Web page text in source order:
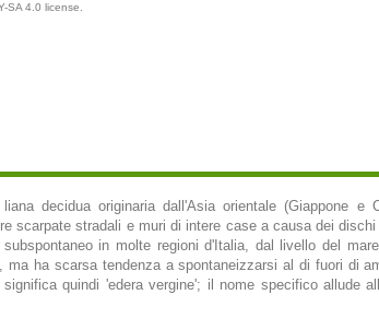
SA 4.0 license.
decidua originaria dall'Asia orientale (Giappone
scarpate stradali e muri di intere case a causa dei
in molte regioni d'Italia, dal livello del
ha scarsa tendenza a spontaneizzarsi al di fuori di
quindi 'edera vergine'; il nome specifico allude